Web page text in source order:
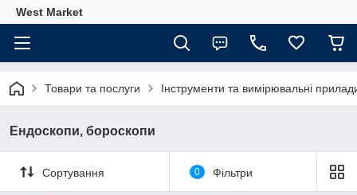
West Market
Товари та послуги Інструменти та вимірювальні
Ендоскопи, бороскопи
Сортування 0 Фільтри